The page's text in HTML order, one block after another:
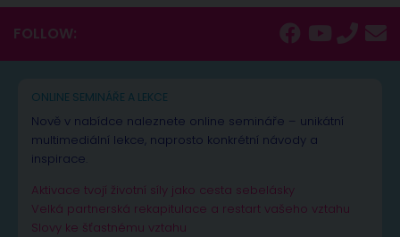
FOLLOW:
ONLINE SEMINÁŘE A LEKCE
Nově v nabídce naleznete online semináře – unikátní
multimediální lekce, naprosto konkrétní návody a
inspirace.
Aktivace tvojí životní síly jako cesta sebelásky
Velká partnerská rekapitulace a restart vašeho vztahu
Slovy ke šťastnému vztahu